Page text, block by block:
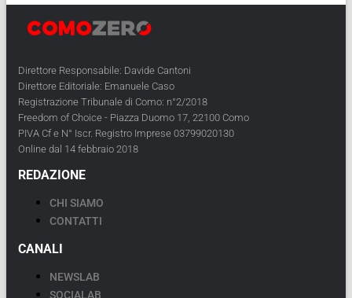
Direttore Responsabile: Davide Cantoni
Direttore Editoriale: Emanuele Caso
Registrazione Tribunale di Como: n°2/2018
Freedom of Choice - Piazza Duomo 17, 22100 Como
PIVA Cf e N° Iscr. Registro Imprese 03799020130
Online dal 14 febbraio 2018
REDAZIONE
CHI SIAMO
CONTATTI
CANALI
NEWSLAB
SOCIALAB